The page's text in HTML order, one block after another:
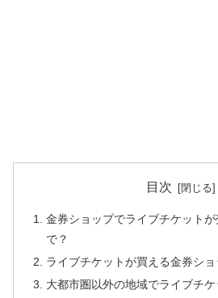
目次
金券ショップでライブチケット
で？
ライブチケットが買える金券シ
大都市圏以外の地域でライブチ